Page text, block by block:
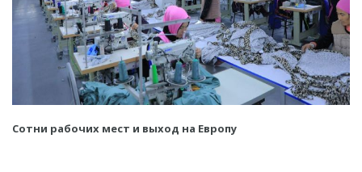
Сотни рабочих мест и выход на Европу